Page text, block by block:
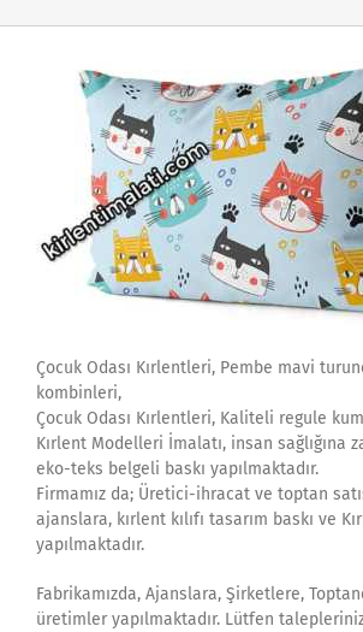
Çocuk Odası Kırlentleri, Pembe mavi
kombinleri,
Çocuk Odası Kırlentleri, Kaliteli regule
Kırlent Modelleri İmalatı, insan sağlığına
eko-teks belgeli baskı yapılmaktadır.
Firmamız da; Üretici-ihracat ve toptan
ajanslara, kırlent kılıfı tasarım baskı ve
yapılmaktadır.
Fabrikamızda, Ajanslara, Şirketlere,
üretimler yapılmaktadır. Lütfen